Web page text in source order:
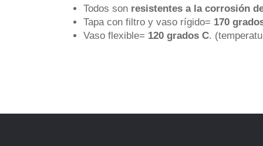
Todos son resistentes a la corrosión
Tapa con filtro y vaso rígido= 170
Vaso flexible= 120 grados C.